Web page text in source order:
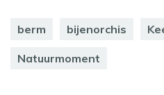
berm bijenorchis
Natuurmoment